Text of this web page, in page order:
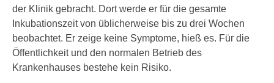
der Klinik gebracht. Dort werde er für die gesamte
Inkubationszeit von üblicherweise bis zu drei Wochen
beobachtet. Er zeige keine Symptome, hieß es. Für die
Öffentlichkeit und den normalen Betrieb des
Krankenhauses bestehe kein Risiko.